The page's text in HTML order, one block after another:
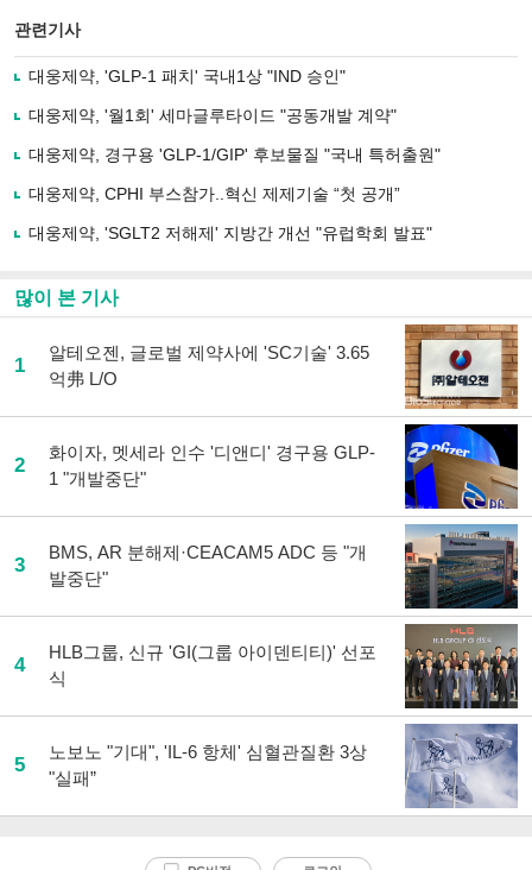
로
기
사
유
기
관련기사
대웅제약, 'GLP-1 패치' 국내1상 "IND 승인"
대웅제약, '월1회' 세마글루타이드 "공동개발 계약"
대웅제약, 경구용 'GLP-1/GIP' 후보물질 "국내 특허출원"
대웅제약, CPHI 부스참가..혁신 제제기술 “첫 공개”
대웅제약, 'SGLT2 저해제' 지방간 개선 "유럽학회 발표"
많이 본 기사
1
알테오젠, 글로벌 제약사에 'SC기술' 3.65
억弗 L/O
2
화이자, 멧세라 인수 '디앤디' 경구용 GLP-
1 "개발중단"
3
BMS, AR 분해제·CEACAM5 ADC 등 "개
발중단"
4
HLB그룹, 신규 'GI(그룹 아이덴티티)' 선포
식
5
노보노 "기대", 'IL-6 항체' 심혈관질환 3상
"실패”